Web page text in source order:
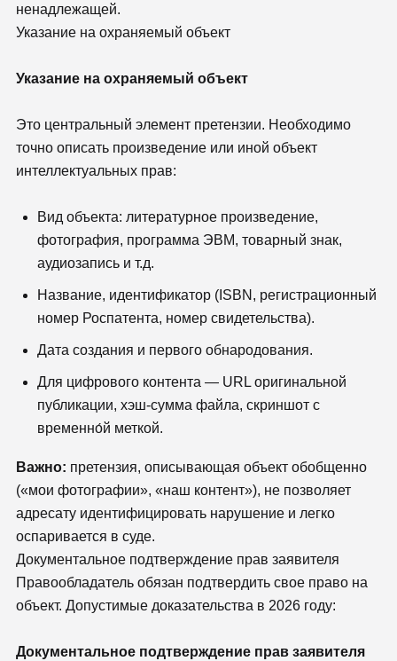
ненадлежащей.
Указание на охраняемый объект
Указание на охраняемый объект
Это центральный элемент претензии. Необходимо
точно описать произведение или иной объект
интеллектуальных прав:
Вид объекта: литературное произведение,
фотография, программа ЭВМ, товарный знак,
аудиозапись и т.д.
Название, идентификатор (ISBN, регистрационный
номер Роспатента, номер свидетельства).
Дата создания и первого обнародования.
Для цифрового контента — URL оригинальной
публикации, хэш-сумма файла, скриншот с
временно́й меткой.
Важно: претензия, описывающая объект обобщенно
(«мои фотографии», «наш контент»), не позволяет
адресату идентифицировать нарушение и легко
оспаривается в суде.
Документальное подтверждение прав заявителя
Правообладатель обязан подтвердить свое право на
объект. Допустимые доказательства в 2026 году:
Документальное подтверждение прав заявителя